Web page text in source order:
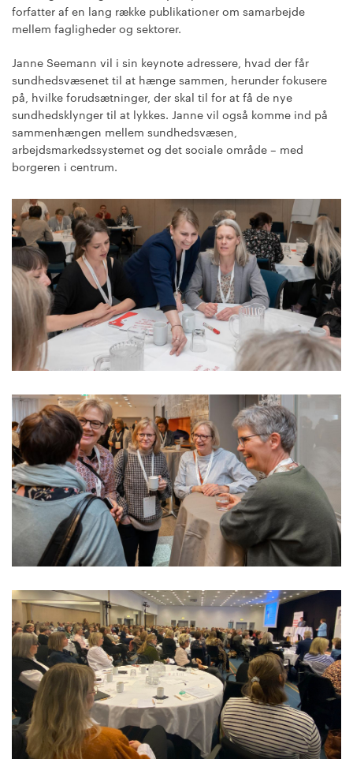
forfatter af en lang række publikationer om samarbejde
mellem fagligheder og sektorer.
Janne Seemann vil i sin keynote adressere, hvad der får
sundhedsvæsenet til at hænge sammen, herunder fokusere
på, hvilke forudsætninger, der skal til for at få de nye
sundhedsklynger til at lykkes. Janne vil også komme ind på
sammenhængen mellem sundhedsvæsen,
arbejdsmarkedssystemet og det sociale område – med
borgeren i centrum.